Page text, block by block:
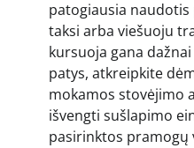
patogiausia naudotis
taksi arba viešuoju
kursuoja gana
patys, atkreipkite
mokamos stovėjimo
išvengti sušlapimo
pasirinktos pramogų